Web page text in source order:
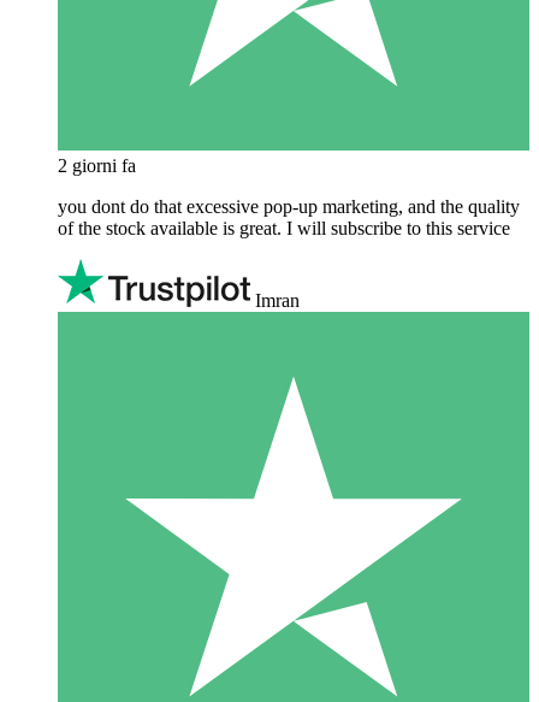
2 giorni fa
you dont do that excessive pop-up marketing, and the quality
of the stock available is great. I will subscribe to this service
Imran